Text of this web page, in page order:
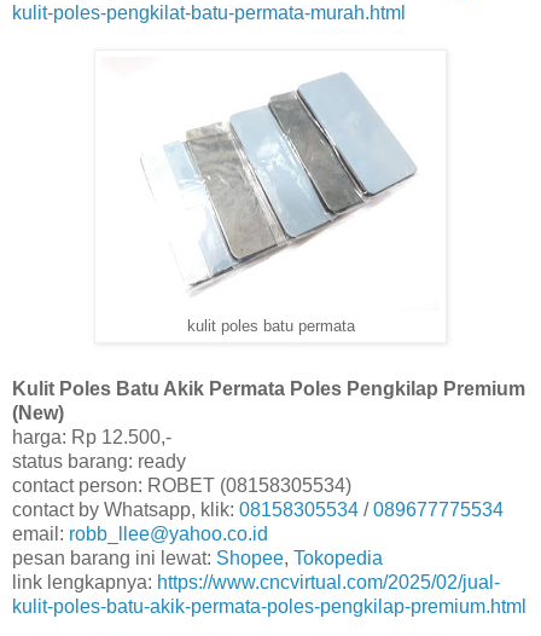
kulit-poles-pengkilat-batu-permata-murah.html
kulit poles batu permata
Kulit Poles Batu Akik Permata Poles Pengkilap Premium
(New)
harga: Rp 12.500,-
status barang: ready
contact person: ROBET (08158305534)
contact by Whatsapp, klik: 08158305534 /089677775534
email: robb_llee@yahoo.co.id
pesan barang ini lewat: Shopee, Tokopedia
link lengkapnya: https://www.cncvirtual.com/2025/02/jual-
kulit-poles-batu-akik-permata-poles-pengkilap-premium.html